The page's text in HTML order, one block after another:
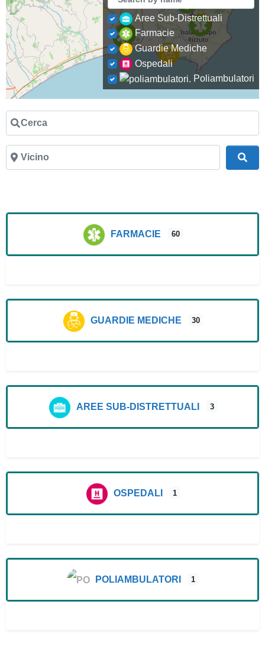
Aree Sub-Distrettuali
Farmacie
Guardie Mediche
Ospedali
Poliambulatori
Cerca
Vicino
FARMACIE 60
GUARDIE MEDICHE 30
AREE SUB-DISTRETTUALI 3
OSPEDALI 1
POLIAMBULATORI 1